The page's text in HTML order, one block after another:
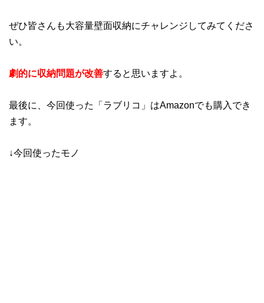
ぜひ皆さんも大容量壁面収納にチャレンジしてみてくださ
い。
劇的に収納問題が改善すると思いますよ。
最後に、今回使った「ラブリコ」はAmazonでも購入でき
ます。
↓今回使ったモノ